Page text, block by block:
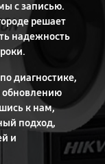
с записью.
решает
надежность
диагностике,
обновлению
к нам,
подход,
и